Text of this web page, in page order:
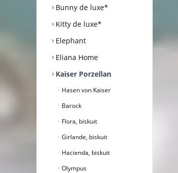
Bunny de luxe*
Kitty de luxe*
Elephant
Eliana Home
Kaiser Porzellan
Hasen von Kaiser
Barock
Flora, biskuit
Girlande, biskuit
Hacienda, biskuit
Olympus